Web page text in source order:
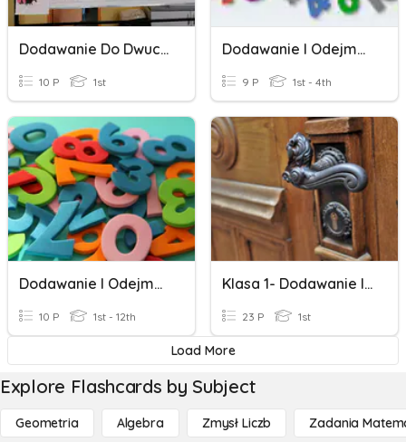
Dodawanie Do Dwucyfrowych Do Jednocyfrowych W Zakresie 100
10 P 1st
Dodawanie I Odejmowanie W Zakresie 1000
9 P 1st - 4th
Dodawanie I Odejmowanie W Zakresie 100.
10 P 1st - 12th
Klasa 1- Dodawanie I Odejmowanie W Zakresie 100- Dziesiątkam
23 P 1st
Load More
Explore Flashcards by Subject
Geometria Algebra Zmysł Liczb Zadania